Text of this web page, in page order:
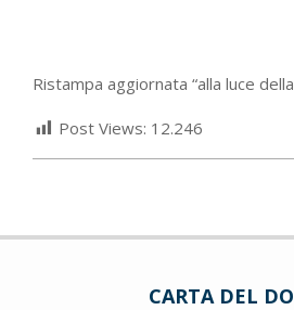
Ristampa aggiornata “alla luce
Post Views: 12.246
CARTA DEL